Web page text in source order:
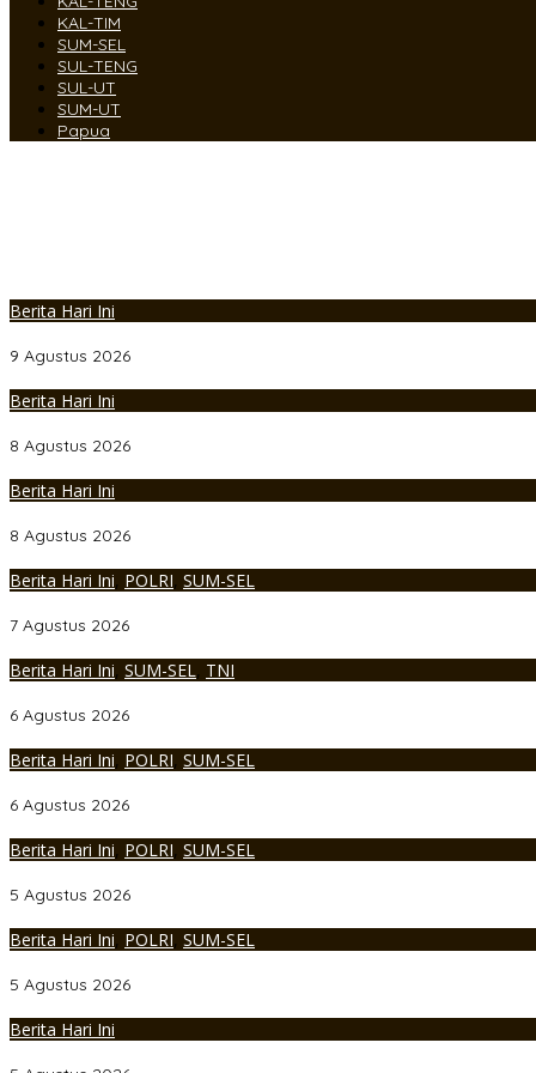
KAL-TIM
SUM-SEL
SUL-TENG
SUL-UT
SUM-UT
Papua
Berita Hari Ini
9 Agustus 2026
Berita Hari Ini
8 Agustus 2026
Berita Hari Ini
8 Agustus 2026
Berita Hari Ini, POLRI, SUM-SEL
7 Agustus 2026
Berita Hari Ini, SUM-SEL, TNI
6 Agustus 2026
Berita Hari Ini, POLRI, SUM-SEL
6 Agustus 2026
Berita Hari Ini, POLRI, SUM-SEL
5 Agustus 2026
Berita Hari Ini, POLRI, SUM-SEL
5 Agustus 2026
Berita Hari Ini